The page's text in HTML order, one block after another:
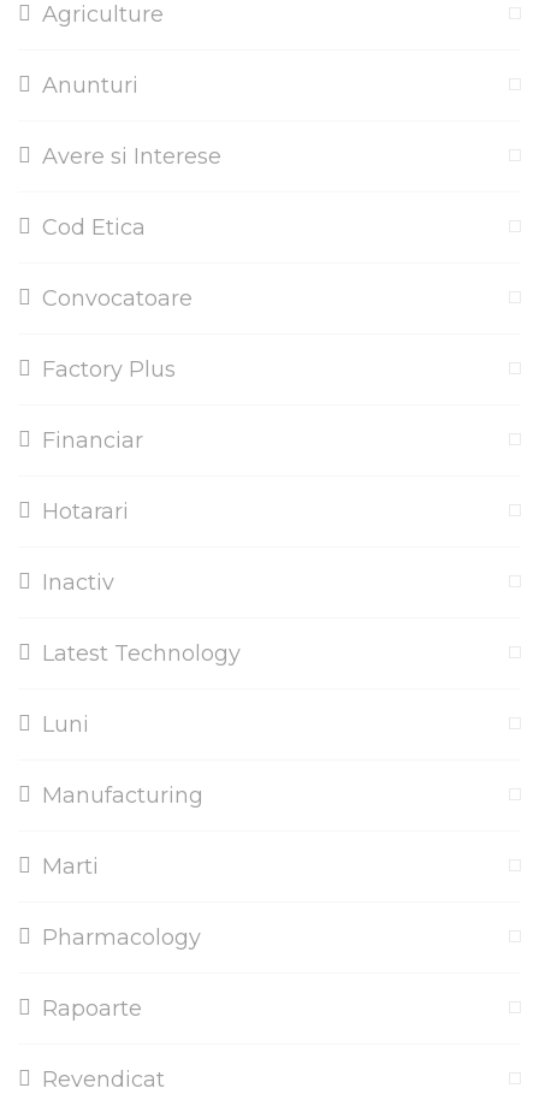
Agriculture
Anunturi
Avere si Interese
Cod Etica
Convocatoare
Factory Plus
Financiar
Hotarari
Inactiv
Latest Technology
Luni
Manufacturing
Marti
Pharmacology
Rapoarte
Revendicat